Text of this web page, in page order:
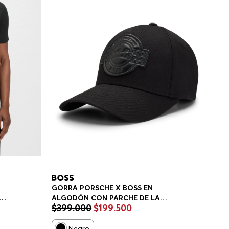
GORRA PORSCHE X BOSS EN
ALGODÓN CON PARCHE DE LA
COLABORACIÓN GORRA HOMBRE
$399.000 $199.500